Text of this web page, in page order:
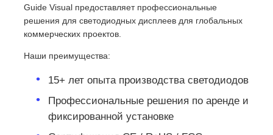
Guide Visual предоставляет профессиональные
решения для светодиодных дисплеев для глобальных
коммерческих проектов.
Наши преимущества:
15+ лет опыта производства светодиодов
Профессиональные решения по аренде и
фиксированной установке